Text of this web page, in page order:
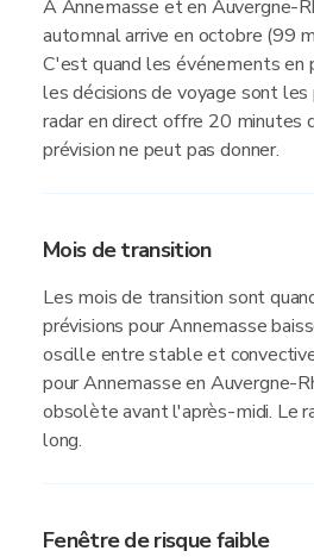
À Annemasse et en Auvergne-
automnal arrive en octobre (99
C'est quand les événements en
les décisions de voyage sont
radar en direct offre 20 minutes
prévision ne peut pas donner.
Mois de transition
Les mois de transition sont
prévisions pour Annemasse
oscille entre stable et
pour Annemasse en Auvergne-
obsolète avant l'après-midi. Le
long.
Fenêtre de risque faible